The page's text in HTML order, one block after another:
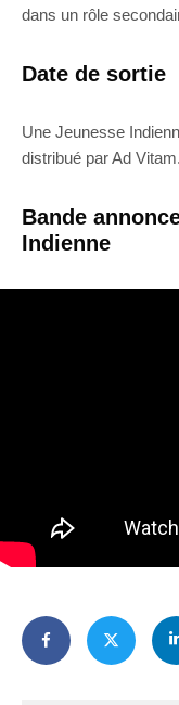
dans un rôle
Date de sortie
Une Jeunesse
distribué par Ad Vitam.
Bande
Indienne